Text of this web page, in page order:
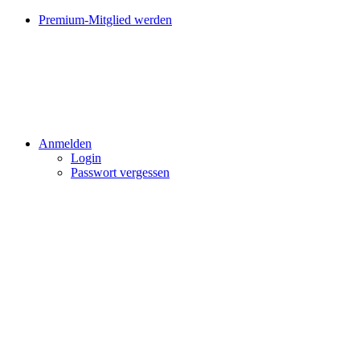
Premium-Mitglied werden
Anmelden
Login
Passwort vergessen